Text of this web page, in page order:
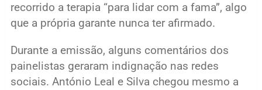
recorrido a terapia “para lidar com a fama”, algo
que a própria garante nunca ter afirmado.
Durante a emissão, alguns comentários dos
painelistas geraram indignação nas redes
sociais. António Leal e Silva chegou mesmo a